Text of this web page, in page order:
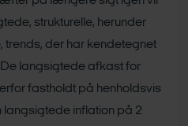
strukturelle, herunder
trends, der har kendetegnet
langsigtede afkast for
fastholdt på henholdsvis
langsigtede inflation på 2